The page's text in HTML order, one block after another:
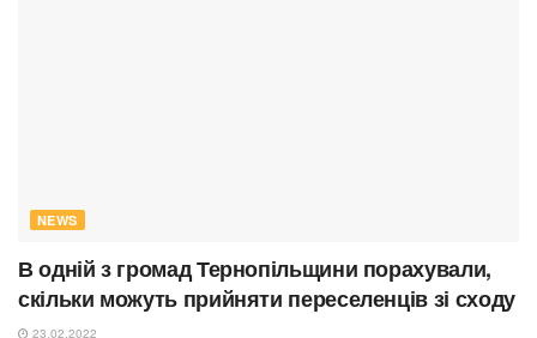
NEWS
В одній з громад Тернопільщини порахували,
скільки можуть прийняти переселенців зі сходу
23.02.2022